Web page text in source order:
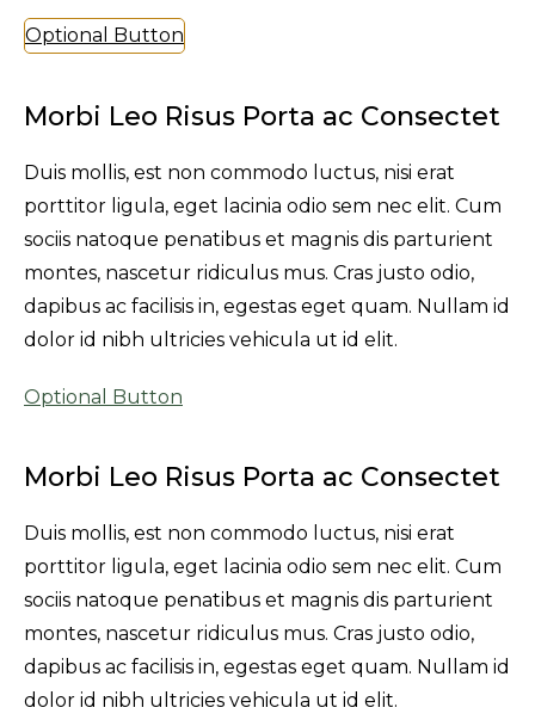
Optional Button
Morbi Leo Risus Porta ac Consectet
Duis mollis, est non commodo luctus, nisi erat
porttitor ligula, eget lacinia odio sem nec elit. Cum
sociis natoque penatibus et magnis dis parturient
montes, nascetur ridiculus mus. Cras justo odio,
dapibus ac facilisis in, egestas eget quam. Nullam id
dolor id nibh ultricies vehicula ut id elit.
Optional Button
Morbi Leo Risus Porta ac Consectet
Duis mollis, est non commodo luctus, nisi erat
porttitor ligula, eget lacinia odio sem nec elit. Cum
sociis natoque penatibus et magnis dis parturient
montes, nascetur ridiculus mus. Cras justo odio,
dapibus ac facilisis in, egestas eget quam. Nullam id
dolor id nibh ultricies vehicula ut id elit.